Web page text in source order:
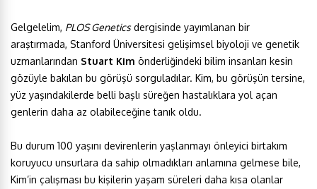
Gelgelelim, PLOS Geneticsdergisinde yayımlanan bir
araştırmada, Stanford Üniversitesi gelişimsel biyoloji ve genetik
uzmanlarından Stuart Kim önderliğindeki bilim insanları kesin
gözüyle bakılan bu görüşü sorguladılar. Kim, bu görüşün tersine,
yüz yaşındakilerde belli başlı süreğen hastalıklara yol açan
genlerin daha az olabileceğine tanık oldu.
Bu durum 100 yaşını devirenlerin yaşlanmayı önleyici birtakım
koruyucu unsurlara da sahip olmadıkları anlamına gelmese bile,
Kim’in çalışması bu kişilerin yaşam süreleri daha kısa olanlar